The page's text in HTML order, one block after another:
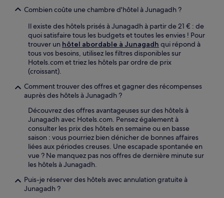
Combien coûte une chambre d'hôtel à Junagadh ?
Il existe des hôtels prisés à Junagadh à partir de 21 € : de
quoi satisfaire tous les budgets et toutes les envies ! Pour
trouver un hôtel abordable à Junagadh qui répond à
tous vos besoins, utilisez les filtres disponibles sur
Hotels.com et triez les hôtels par ordre de prix
(croissant).
Comment trouver des offres et gagner des récompenses
auprès des hôtels à Junagadh ?
Découvrez des offres avantageuses sur des hôtels à
Junagadh avec Hotels.com. Pensez également à
consulter les prix des hôtels en semaine ou en basse
saison : vous pourriez bien dénicher de bonnes affaires
liées aux périodes creuses. Une escapade spontanée en
vue ? Ne manquez pas nos offres de dernière minute sur
les hôtels à Junagadh.
Puis-je réserver des hôtels avec annulation gratuite à
Junagadh ?